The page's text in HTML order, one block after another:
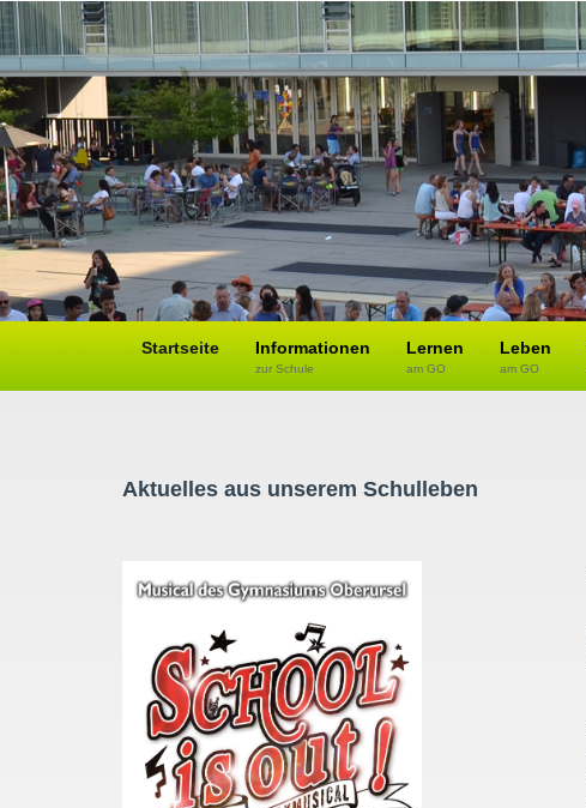
Startseite Informationen
zur Schule
Lernen
am GO
Leben
am GO
Aktuelles aus unserem Schulleben